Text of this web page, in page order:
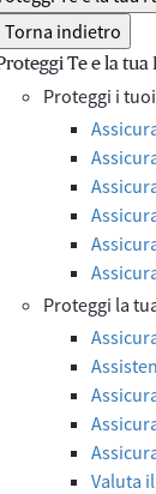
Torna indietro
Te e la tua
Proteggi i
Proteggi la
Valuta